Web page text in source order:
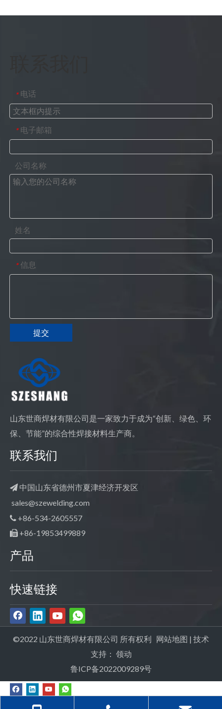
* 电话
* 电子邮箱
公司名称
姓名
* 信息
提交
山东世商焊材有限公司是一家致力于成为“创新、绿色、环
保、节能”的综合性焊接材料生产商。
联系我们
 中国山东省德州市夏津经济开发区
sales@szewelding.com
 +86-534-2605557
 +86-19853499889
产品
快速链接
©2022 山东世商焊材有限公司 所有权利 网站地图 | 技术
支持： 领动
鲁ICP备2022009289号